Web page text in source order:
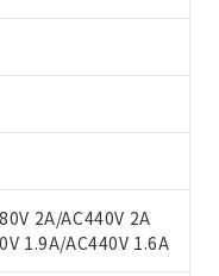
2A/AC440V 2A
1.9A/AC440V 1.6A
。
日時点での社内データ
たはお客様担当のオム
トワーク
」をご確認く
以下、
とを確認しています。
ることを示します。
ることを示します。
。
ポリ臭化ジフェニルエー
の輸出許可(または役務
、違法に輸出されない
兵器またはその他武器
2および3の内容を当該第
輸出するおそれがある